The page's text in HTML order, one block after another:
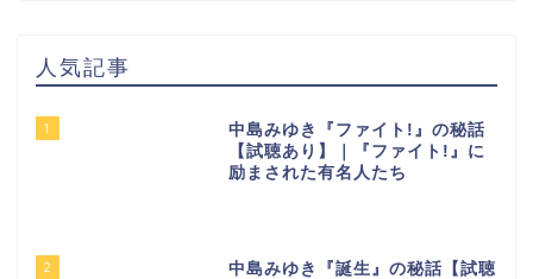
人気記事
1
中島みゆき『ファイト!』の秘話
【試聴あり】｜『ファイト!』に
励まされた有名人たち
2
中島みゆき『誕生』の秘話【試聴